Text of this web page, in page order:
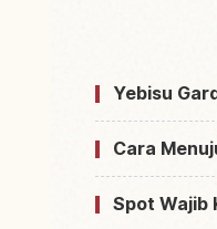
Yebisu
Cara
Spot Wajib